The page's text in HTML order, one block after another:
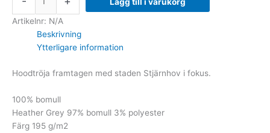
Artikelnr: N/A
Beskrivning
Ytterligare information
Hoodtröja framtagen med staden Stjärnhov i fokus.
100% bomull
Heather Grey 97% bomull 3% polyester
Färg 195 g/m2